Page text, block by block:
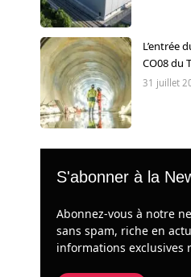
L’entrée
CO08 du
31 juillet
S'abonner à la
Abonnez-vous à notre
sans spam, riche en
informations exclusives